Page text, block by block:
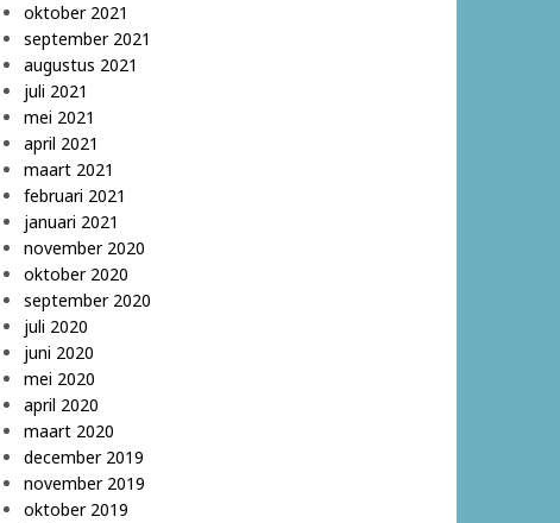
oktober 2021
september 2021
augustus 2021
juli 2021
mei 2021
april 2021
maart 2021
februari 2021
januari 2021
november 2020
oktober 2020
september 2020
juli 2020
juni 2020
mei 2020
april 2020
maart 2020
december 2019
november 2019
oktober 2019